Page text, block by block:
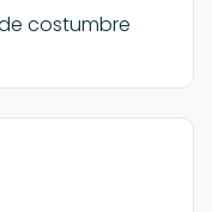
costumbre